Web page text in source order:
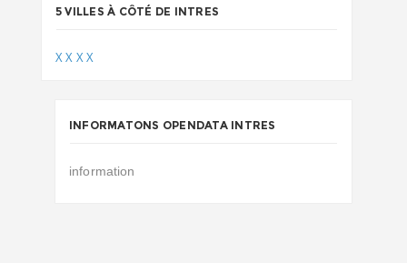
5 VILLES À CÔTÉ DE INTRES
XX XX
INFORMATONS OPENDATA INTRES
information